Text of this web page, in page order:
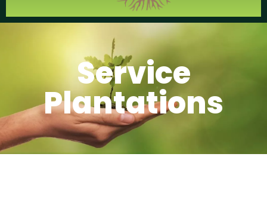
Service
Plantations